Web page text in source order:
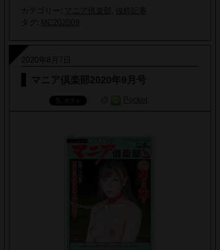
カテゴリー: マニア倶楽部 ,
抜粋記事
タグ: MC202009
2020年8月7日
マニア倶楽部2020年9月号
Pocket